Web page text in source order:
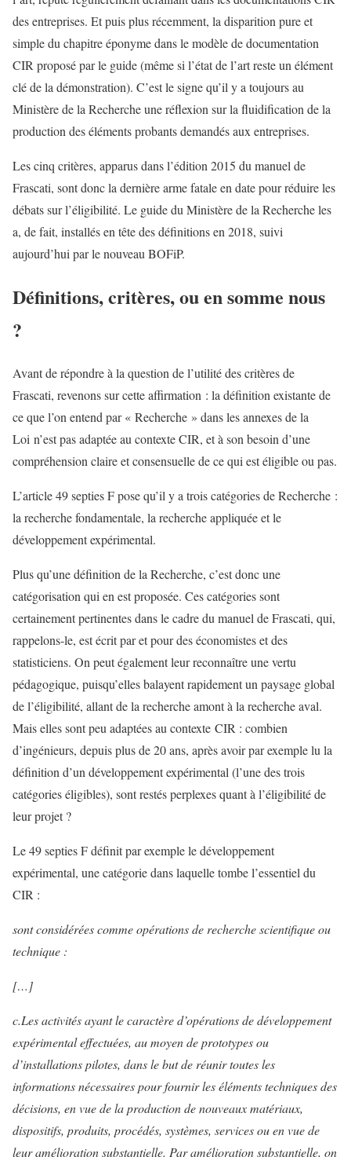
des entreprises. Et puis plus récemment, la disparition pure et
simple du chapitre éponyme dans le modèle de documentation
CIR proposé par le guide (même si l’état de l’art reste un élément
clé de la démonstration). C’est le signe qu’il y a toujours au
Ministère de la Recherche une réflexion sur la fluidification de la
production des éléments probants demandés aux entreprises.
Les cinq critères, apparus dans l’édition 2015 du manuel de
Frascati, sont donc la dernière arme fatale en date pour réduire les
débats sur l’éligibilité. Le guide du Ministère de la Recherche les
a, de fait, installés en tête des définitions en 2018, suivi
aujourd’hui par le nouveau BOFiP.
Définitions, critères, ou en somme nous
?
Avant de répondre à la question de l’utilité des critères de
Frascati, revenons sur cette affirmation : la définition existante de
ce que l’on entend par « Recherche » dans les annexes de la
Loi n’est pas adaptée au contexte CIR, et à son besoin d’une
compréhension claire et consensuelle de ce qui est éligible ou pas.
L’article 49 septies F pose qu’il y a trois catégories de Recherche :
la recherche fondamentale, la recherche appliquée et le
développement expérimental.
Plus qu’une définition de la Recherche, c’est donc une
catégorisation qui en est proposée. Ces catégories sont
certainement pertinentes dans le cadre du manuel de Frascati, qui,
rappelons-le, est écrit par et pour des économistes et des
statisticiens. On peut également leur reconnaître une vertu
pédagogique, puisqu’elles balayent rapidement un paysage global
de l’éligibilité, allant de la recherche amont à la recherche aval.
Mais elles sont peu adaptées au contexte CIR : combien
d’ingénieurs, depuis plus de 20 ans, après avoir par exemple lu la
définition d’un développement expérimental (l’une des trois
catégories éligibles), sont restés perplexes quant à l’éligibilité de
leur projet ?
Le 49 septies F définit par exemple le développement
expérimental, une catégorie dans laquelle tombe l’essentiel du
CIR :
sont considérées comme opérations de recherche scientifique ou
technique :
[…]
c.Les activités ayant le caractère d’opérations de développement
expérimental effectuées, au moyen de prototypes ou
d’installations pilotes, dans le but de réunir toutes les
informations nécessaires pour fournir les éléments techniques des
décisions, en vue de la production de nouveaux matériaux,
dispositifs, produits, procédés, systèmes, services ou en vue de
leur amélioration substantielle. Par amélioration substantielle, on